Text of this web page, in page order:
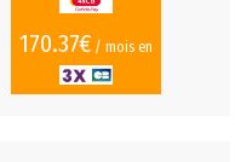
170.37€/ mois en